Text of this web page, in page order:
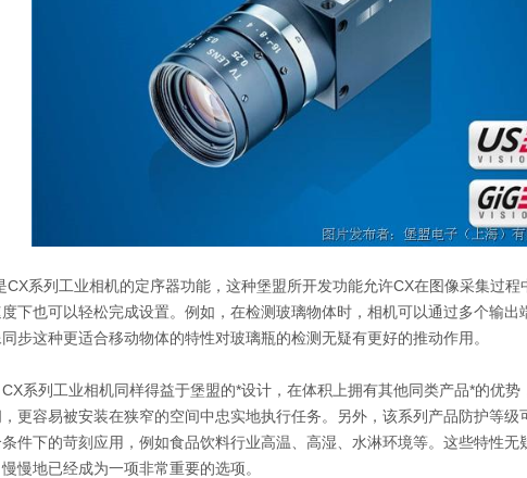
CX系列工业相机的定序器功能，这种堡盟所开发功能允许CX在图像采集过
下也可以轻松完成设置。例如，在检测玻璃物体时，相机可以通过多个输
步这种更适合移动物体的特性对玻璃瓶的检测无疑有更好的推动作用。
系列工业相机同样得益于堡盟的*设计，在体积上拥有其他同类产品*的优
更容易被安装在狭窄的空间中忠实地执行任务。另外，该系列产品防护等级
下的苛刻应用，例如食品饮料行业高温、高湿、水淋环境等。这些特性无
慢地已经成为一项非常重要的选项。